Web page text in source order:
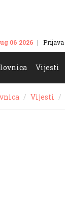
06 2026 Prijava
Vijesti
Vijesti